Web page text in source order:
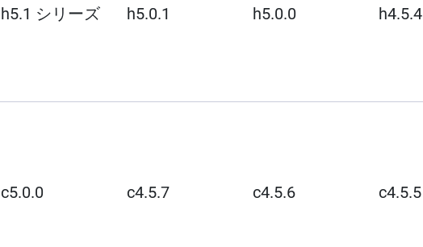
h5.1 シリーズ h5.0.1 h5.0.0 h4.5.4
c5.0.0 c4.5.7 c4.5.6 c4.5.5